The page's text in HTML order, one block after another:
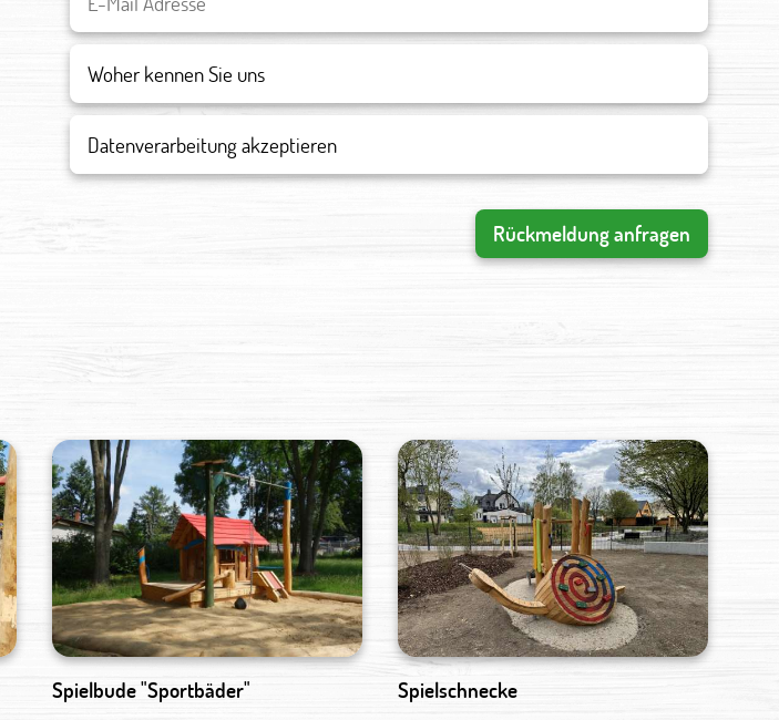
Datenverarbeitung akzeptieren
Rückmeldung anfragen
Spielbude "Sportbäder" Spielschnecke